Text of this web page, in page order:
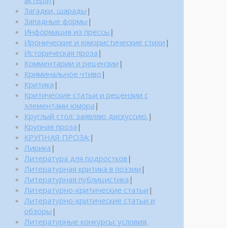
Загадки, шарады |
Западные формы |
Информация из прессы |
Иронические и юмористические стихи |
Историческая проза |
Комментарии и рецензии |
Криминальное чтиво |
Критика |
Критические статьи и рецензии с
элементами юмора |
Круглый стол: заявляю дискуссию. |
Крупная проза |
КРУПНАЯ ПРОЗА: |
Лирика |
Литература для подростков |
Литературная критика в поэзии |
Литературная публицистика |
Литературно-критические статьи |
Литературно-критические статьи и
обзоры |
Литературные конкурсы: условия,